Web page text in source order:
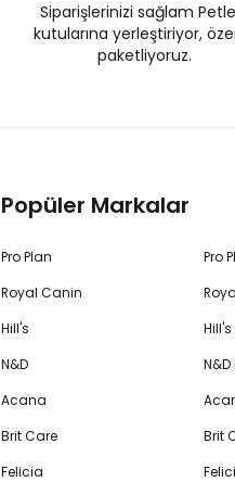
Siparişlerinizi sağlam
kutularına yerleştiriyor,
paketliyoruz.
Popüler Markalar
Pro Plan
Royal Canin
Hill's
N&D
Acana
Brit Care
Felicia
Pro
Brit